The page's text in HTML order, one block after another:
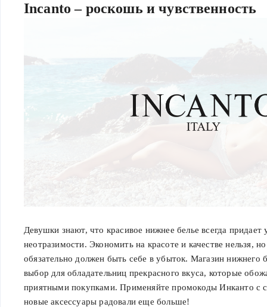
Incanto – роскошь и чувственность
Девушки знают, что красивое нижнее белье всегда придает
неотразимости. Экономить на красоте и качестве нельзя,
обязательно должен быть себе в убыток. Магазин нижнего
выбор для обладательниц прекрасного вкуса, которые
приятными покупками. Применяйте промокоды Инканто с
новые аксессуары радовали еще больше!